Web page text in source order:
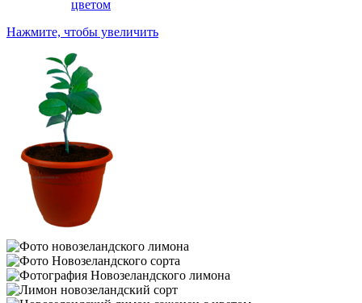
Нажмите, чтобы увеличить